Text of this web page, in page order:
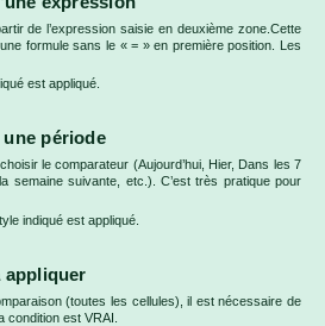
de l’expression saisie en deuxième zone.Cette
formule sans le « = » en première position. Les
est appliqué.
une période
le comparateur (Aujourd’hui, Hier, Dans les 7
semaine suivante, etc.). C’est très pratique pour
indiqué est appliqué.
appliquer
(toutes les cellules), il est nécessaire de
condition est VRAI.